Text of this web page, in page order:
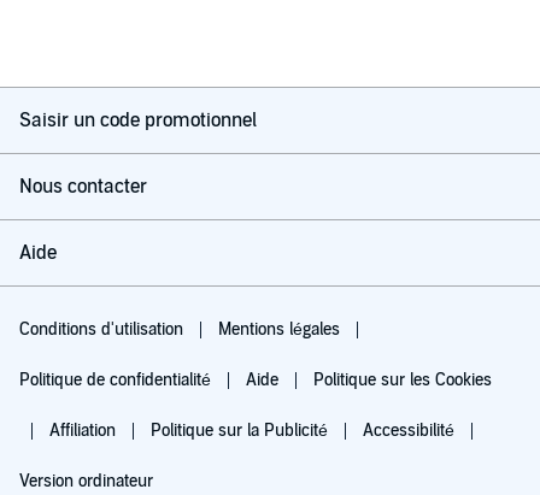
Saisir un code promotionnel
Nous contacter
Aide
Conditions d'utilisation Mentions légales
Politique de confidentialité Aide Politique sur les Cookies
Affiliation Politique sur la Publicité Accessibilité
Version ordinateur